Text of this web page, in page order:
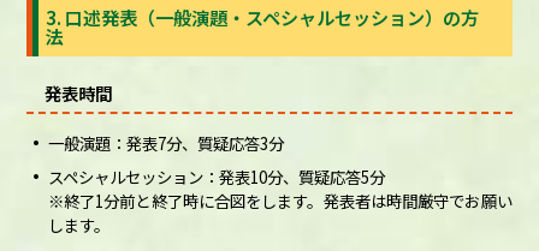
3. 口述発表（一般演題・スペシャルセッション）の方
法
発表時間
一般演題：発表7分、質疑応答3分
スペシャルセッション：発表10分、質疑応答5分
※終了1分前と終了時に合図をします。発表者は時間厳守でお願い
します。